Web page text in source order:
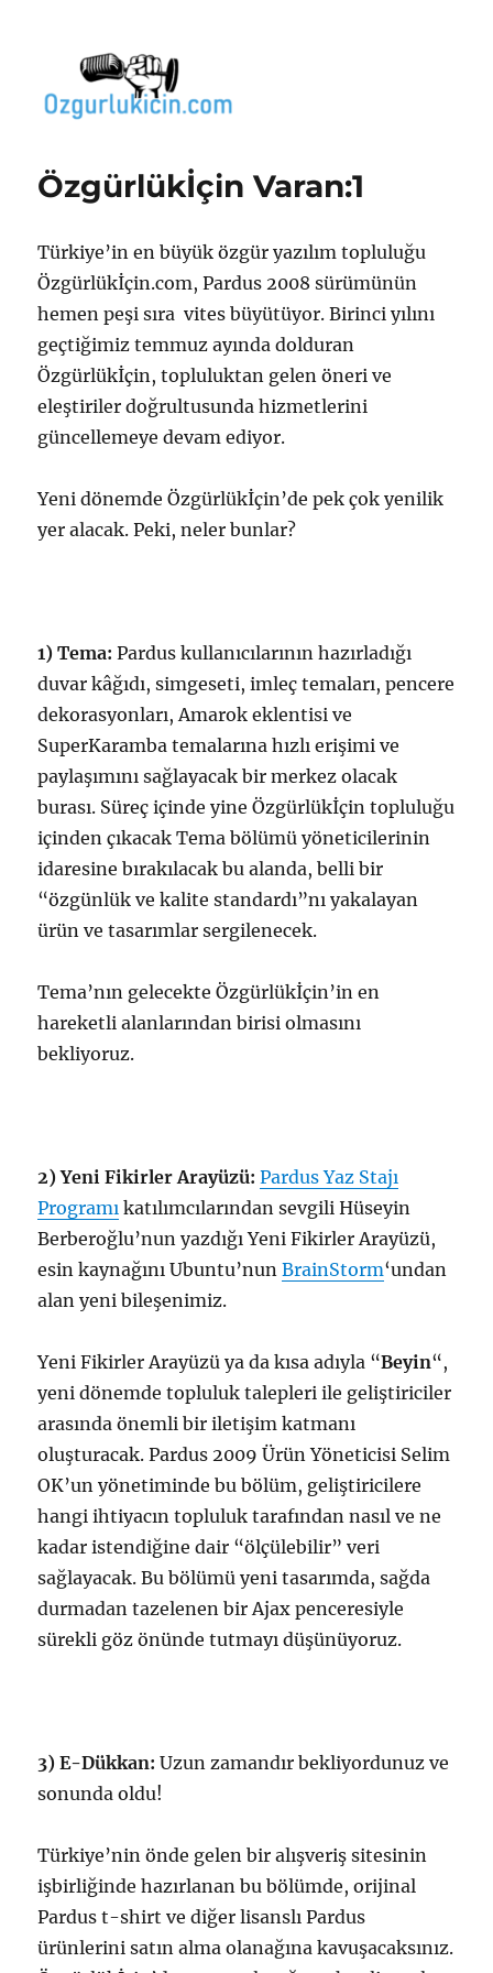
Özgürlükİçin Varan:1
Türkiye’in en büyük özgür yazılım topluluğu
Özgürlükİçin.com, Pardus 2008 sürümünün
hemen peşi sıra vites büyütüyor. Birinci yılını
geçtiğimiz temmuz ayında dolduran
Özgürlükİçin, topluluktan gelen öneri ve
eleştiriler doğrultusunda hizmetlerini
güncellemeye devam ediyor.
Yeni dönemde Özgürlükİçin’de pek çok yenilik
yer alacak. Peki, neler bunlar?
1) Tema: Pardus kullanıcılarının hazırladığı
duvar kâğıdı, simgeseti, imleç temaları, pencere
dekorasyonları, Amarok eklentisi ve
SuperKaramba temalarına hızlı erişimi ve
paylaşımını sağlayacak bir merkez olacak
burası. Süreç içinde yine Özgürlükİçin topluluğu
içinden çıkacak Tema bölümü yöneticilerinin
idaresine bırakılacak bu alanda, belli bir
“özgünlük ve kalite standardı”nı yakalayan
ürün ve tasarımlar sergilenecek.
Tema’nın gelecekte Özgürlükİçin’in en
hareketli alanlarından birisi olmasını
bekliyoruz.
2) Yeni Fikirler Arayüzü: Pardus Yaz Stajı
Programı katılımcılarından sevgili Hüseyin
Berberoğlu’nun yazdığı Yeni Fikirler Arayüzü,
esin kaynağını Ubuntu’nunBrainStorm‘undan
alan yeni bileşenimiz.
Yeni Fikirler Arayüzü ya da kısa adıyla “Beyin“,
yeni dönemde topluluk talepleri ile geliştiriciler
arasında önemli bir iletişim katmanı
oluşturacak. Pardus 2009 Ürün Yöneticisi Selim
OK’un yönetiminde bu bölüm, geliştiricilere
hangi ihtiyacın topluluk tarafından nasıl ve ne
kadar istendiğine dair “ölçülebilir” veri
sağlayacak. Bu bölümü yeni tasarımda, sağda
durmadan tazelenen bir Ajax penceresiyle
sürekli göz önünde tutmayı düşünüyoruz.
3) E-Dükkan:Uzun zamandır bekliyordunuz ve
sonunda oldu!
Türkiye’nin önde gelen bir alışveriş sitesinin
işbirliğinde hazırlanan bu bölümde, orijinal
Pardus t-shirt ve diğer lisanslı Pardus
ürünlerini satın alma olanağına kavuşacaksınız.